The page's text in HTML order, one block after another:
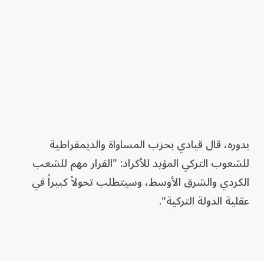
بدوره، قال قيادي بحزب المساواة والديمقراطية
للشعوب التركي المؤيد للأكراد: "القرار مهم للشعب
الكردي والشرق الأوسط، وسيتطلب تحولاً كبيراً في
عقلية الدولة التركية".